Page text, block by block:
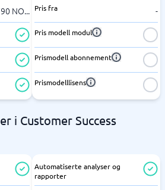
NO... Pris fra -
Pris modell modul
Prismodell abonnement
Prismodelllisens
i Customer Success
Automatiserte analyser og
rapporter